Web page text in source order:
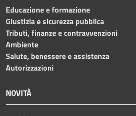
Educazione e formazione
Giustizia e sicurezza pubblica
Tributi, finanze e contravvenzioni
Ambiente
Salute, benessere e assistenza
Autorizzazioni
NOVITÀ